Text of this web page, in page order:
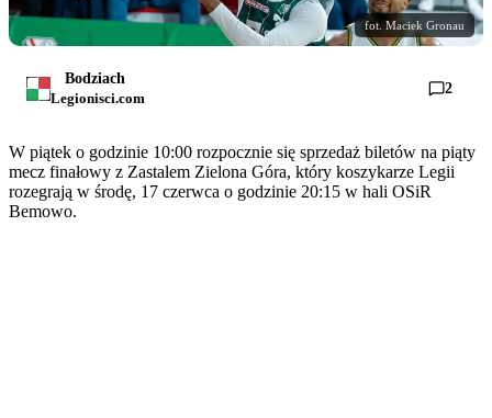
fot. Maciek Gronau
Bodziach
Legionisci.com
2
W piątek o godzinie 10:00 rozpocznie się sprzedaż biletów na piąty
mecz finałowy z Zastalem Zielona Góra, który koszykarze Legii
rozegrają w środę, 17 czerwca o godzinie 20:15 w hali OSiR
Bemowo.